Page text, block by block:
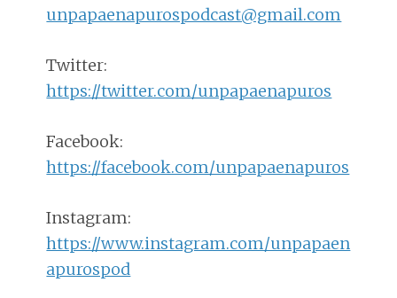
unpapaenapurospodcast@gmail.com
Twitter:
https://twitter.com/unpapaenapuros
Facebook:
https://facebook.com/unpapaenapuros
Instagram:
https://www.instagram.com/unpapaen
apurospod